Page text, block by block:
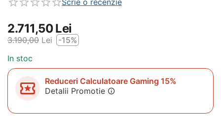
Scrie o recenzie
2.711,50Lei
3.190,00 Lei
-15%
In stoc
Reduceri Calculatoare Gaming 15%
Detalii Promotie